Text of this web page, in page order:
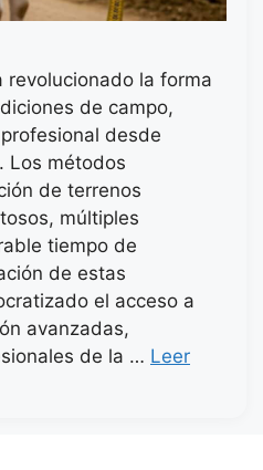
revolucionado la forma
de campo,
desde
Los métodos
de terrenos
múltiples
tiempo de
de estas
el acceso a
avanzadas,
de la … Leer